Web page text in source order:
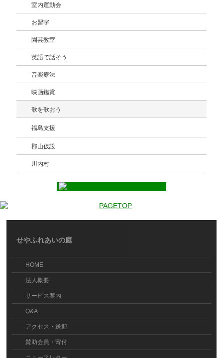
室内運動会
お習字
園芸教室
英語で話そう
音楽療法
映画鑑賞
歌を歌おう
福島支援
郡山仮設
川内村
せやふれあいの庭
HOME
法人概要
サービス案内
Q&A
アクセス・送迎
賛助会員・寄付